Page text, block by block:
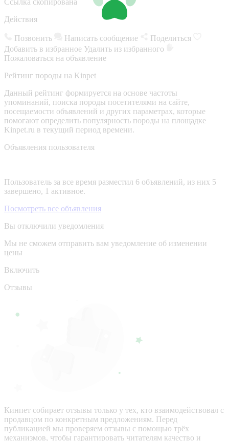
Действия
Позвонить Написать сообщение
Поделиться
Добавить в избранное Удалить из избранного
Пожаловаться на объявление
Рейтинг породы на Kinpet
Данный рейтинг формируется на основе частоты
упоминаний, поиска породы посетителями на сайте,
посещаемости объявлений и других параметрах, которые
помогают определить популярность породы на площадке
Kinpet.ru в текущий период времени.
Объявления пользователя
Пользователь за все время разместил 6 объявлений, из них 5
завершено, 1 активное.
Посмотреть все объявления
Вы отключили уведомления
Мы не сможем отправить вам уведомление об изменении
цены
Включить
Отзывы
Кинпет собирает отзывы только у тех, кто взаимодействовал с
продавцом по конкретным предложениям. Перед
публикацией мы проверяем отзывы с помощью трёх
механизмов, чтобы гарантировать читателям качество и